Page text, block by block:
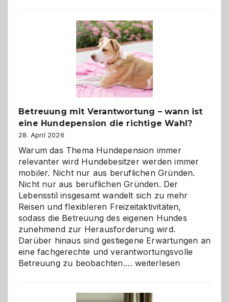
Betreuung mit Verantwortung – wann ist
eine Hundepension die richtige Wahl?
28. April 2026
Warum das Thema Hundepension immer
relevanter wird Hundebesitzer werden immer
mobiler. Nicht nur aus beruflichen Gründen.
Nicht nur aus beruflichen Gründen. Der
Lebensstil insgesamt wandelt sich zu mehr
Reisen und flexibleren Freizeitaktivitäten,
sodass die Betreuung des eigenen Hundes
zunehmend zur Herausforderung wird.
Darüber hinaus sind gestiegene Erwartungen an
eine fachgerechte und verantwortungsvolle
Betreuung zu beobachten.…Betreuung
weiterlesen